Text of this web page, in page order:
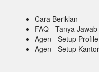
Cara Beriklan
FAQ - Tanya Jawab
Agen - Setup
Agen - Setup